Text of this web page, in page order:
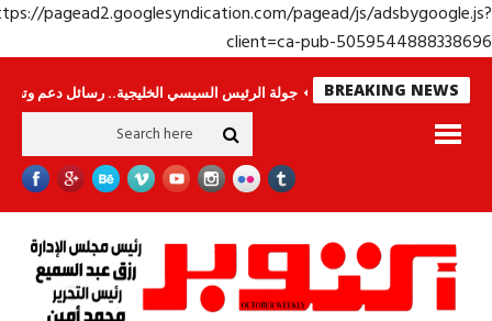
https://pagead2.googlesyndication.com/pagead/js/
client=ca-pub-
BREAKING NEWS
وحراس لا ينامون جولة الرئيس السيسي الخليجية.. رسائل دعم وتضامن